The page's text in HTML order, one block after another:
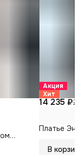
Акция
Хит
14 235 ₽
Платье
В корзину